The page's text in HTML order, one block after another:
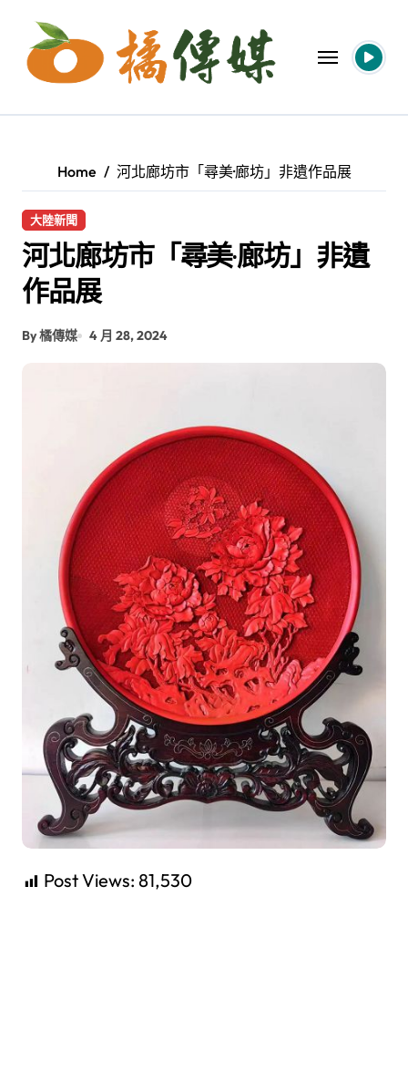
content
Home 河北廊坊市「尋美·廊坊」非遺作品展
大陸新聞
河北廊坊市「尋美·廊坊」非遺
作品展
By 橘傳媒 4 月 28, 2024
Post Views: 81,530